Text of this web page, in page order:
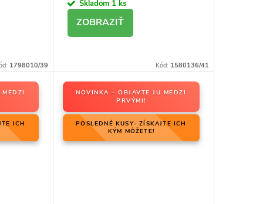
1798010/39
Skladom 1 ks
Kód: 1580136/41
ICH
NOVINKA – OBJAVTE JU MEDZI
PRVÝMI!
POSLEDNÉ KUSY- ZÍSKAJTE ICH
KÝM MÔŽETE!